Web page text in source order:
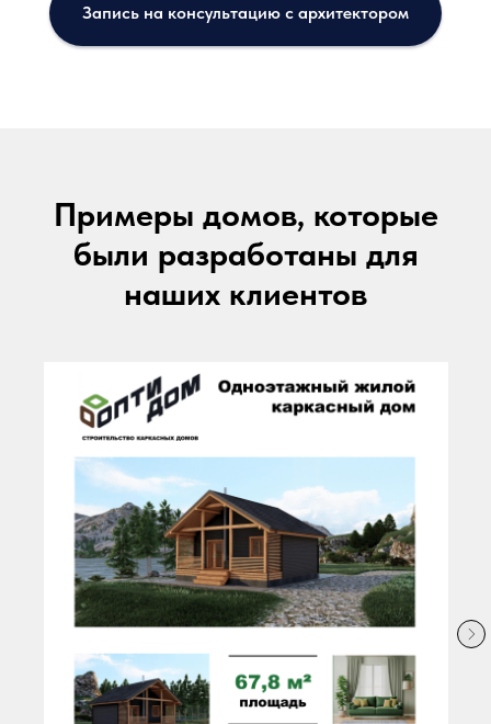
Запись на консультацию с архитектором
Примеры домов, которые
были разработаны для
наших клиентов